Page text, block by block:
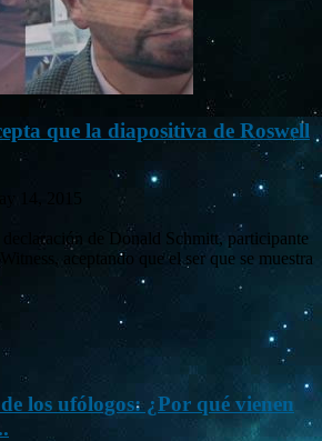
que la diapositiva de Roswell
declaración de Donald Schmitt, participante
aceptando que el ser que se muestra
los ufólogos: ¿Por qué vienen